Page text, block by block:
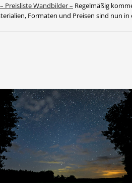
Preisliste Wandbilder – Regelmäßig
Formaten und Preisen sind nun in